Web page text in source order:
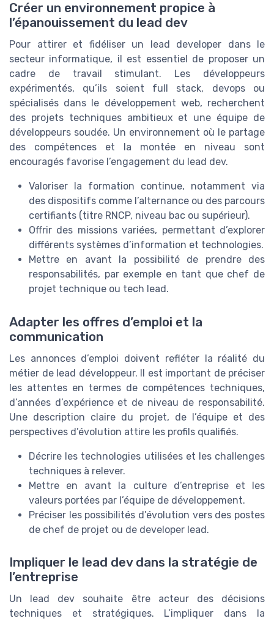
Créer un environnement propice à
l’épanouissement du lead dev
Pour attirer et fidéliser un lead developer dans le
secteur informatique, il est essentiel de proposer un
cadre de travail stimulant. Les développeurs
expérimentés, qu’ils soient full stack, devops ou
spécialisés dans le développement web, recherchent
des projets techniques ambitieux et une équipe de
développeurs soudée. Un environnement où le partage
des compétences et la montée en niveau sont
encouragés favorise l’engagement du lead dev.
Valoriser la formation continue, notamment via
des dispositifs comme l’alternance ou des parcours
certifiants (titre RNCP, niveau bac ou supérieur).
Offrir des missions variées, permettant d’explorer
différents systèmes d’information et technologies.
Mettre en avant la possibilité de prendre des
responsabilités, par exemple en tant que chef de
projet technique ou tech lead.
Adapter les offres d’emploi et la
communication
Les annonces d’emploi doivent refléter la réalité du
métier de lead développeur. Il est important de préciser
les attentes en termes de compétences techniques,
d’années d’expérience et de niveau de responsabilité.
Une description claire du projet, de l’équipe et des
perspectives d’évolution attire les profils qualifiés.
Décrire les technologies utilisées et les challenges
techniques à relever.
Mettre en avant la culture d’entreprise et les
valeurs portées par l’équipe de développement.
Préciser les possibilités d’évolution vers des postes
de chef de projet ou de developer lead.
Impliquer le lead dev dans la stratégie de
l’entreprise
Un lead dev souhaite être acteur des décisions
techniques et stratégiques. L’impliquer dans la